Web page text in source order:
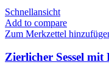
Schnellansicht
Add to compare
Zum Merkzettel
Zierlicher Sessel mit